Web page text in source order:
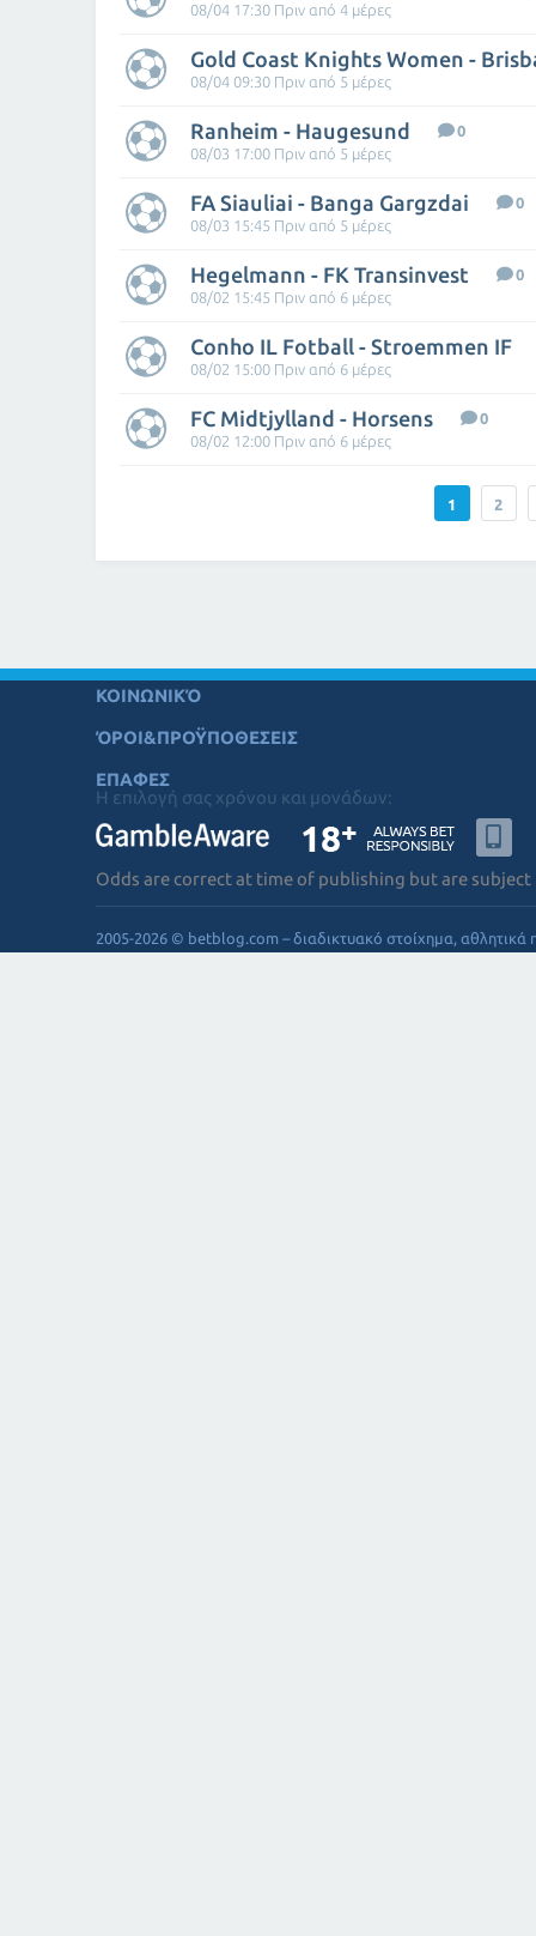
08/04 17:30 Πριν από 4 μέρες
08/04 09:30 Πριν από 5 μέρες
Ranheim - Haugesund
0
08/03 17:00 Πριν από 5 μέρες
FA Siauliai - Banga Gargzdai
0
08/03 15:45 Πριν από 5 μέρες
Hegelmann - FK Transinvest
0
08/02 15:45 Πριν από 6 μέρες
Conho IL Fotball - Stroemmen IF
08/02 15:00 Πριν από 6 μέρες
FC Midtjylland - Horsens
0
08/02 12:00 Πριν από 6 μέρες
1 2
ΚΟΙΝΩΝΙΚΌ
ΌΡΟΙ&ΠΡΟΫΠΟΘΕΣΕΙΣ
ΕΠΑΦΕΣ
Η επιλογή σας χρόνου και μονάδων:
Odds are correct at time of publishing but are subject
2005-2026 © betblog.com – διαδικτυακό στοίχημα, αθλητικά